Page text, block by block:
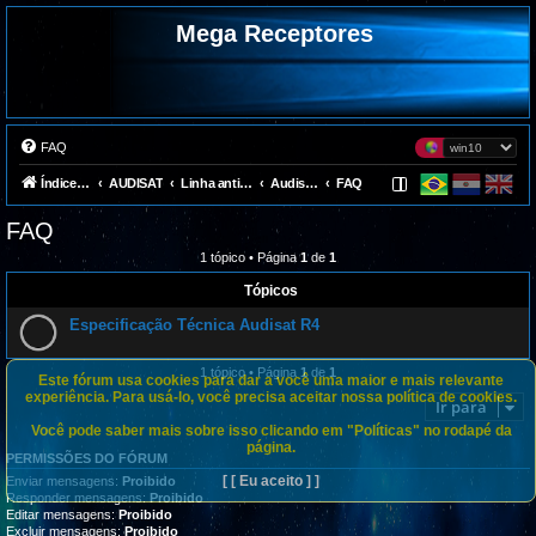
Mega Receptores
FAQ
Índice do fórum AUDISAT Linha antiga Audisat R4 FAQ
FAQ
1 tópico • Página1de 1
Tópicos
Especificação Técnica Audisat R4
1 tópico • Página 1de 1
Ir para
PERMISSÕES DO FÓRUM
Enviar mensagens: Proibido
Responder mensagens: Proibido
Editar mensagens:Proibido
Excluir mensagens:Proibido
Este fórum usa cookies para dar a você uma maior e mais relevante
experiência. Para usá-lo, você precisa aceitar nossa política de cookies.
Você pode saber mais sobre isso clicando em "Políticas" no rodapé da
página.
[ [ Eu aceito ] ]